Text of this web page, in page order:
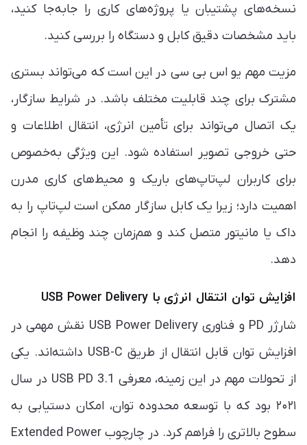
نسخه‌های پشتیبان یا پروژه‌های کاری را جابه‌جا کنید،
باید مشخصات دقیق کابل و دستگاه را بررسی کنید.
مزیت مهم یو اس بی سی در این است که می‌تواند بستری
مشترک برای چند قابلیت مختلف باشد. در شرایط سازگار،
یک اتصال می‌تواند برای تأمین انرژی، انتقال اطلاعات و
حتی خروجی تصویر استفاده شود. این ویژگی به‌خصوص
برای کاربران لپ‌تاپ‌های باریک و محیط‌های کاری مدرن
اهمیت دارد؛ زیرا یک کابل سازگار ممکن است لپ‌تاپ را به
داک یا مانیتور متصل کند و هم‌زمان چند وظیفه را انجام
دهد.
افزایش توان انتقال انرژی با USB Power Delivery
شارژر PD و فناوری USB Power Delivery نقش مهمی در
افزایش توان قابل انتقال از طریق USB-C داشته‌اند. یکی
از تحولات مهم در این زمینه، معرفی USB PD 3.1 در سال
۲۰۲۱ بود که با توسعه محدوده توان، امکان دستیابی به
سطوح بالاتری را فراهم کرد. در چارچوب Extended Power